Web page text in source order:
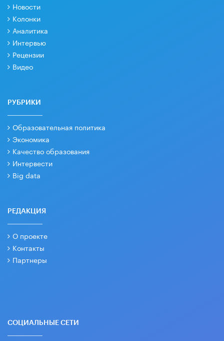
Новости
Колонки
Аналитика
Интервью
Рецензии
Видео
РУБРИКИ
Образовательная политика
Экономика
Качество образования
Интервести
Big data
РЕДАКЦИЯ
О проекте
Контакты
Партнеры
СОЦИАЛЬНЫЕ СЕТИ